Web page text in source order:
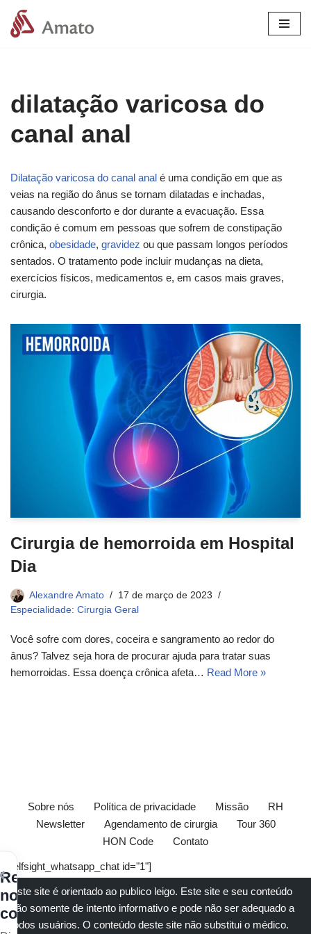
Pular
dilatação varicosa do
canal anal
Dilatação varicosa do canal anal é uma condição em que as
veias na região do ânus se tornam dilatadas e inchadas,
causando desconforto e dor durante a evacuação. Essa
condição é comum em pessoas que sofrem de constipação
crônica, obesidade, gravidez ou que passam longos períodos
sentados. O tratamento pode incluir mudanças na dieta,
exercícios físicos, medicamentos e, em casos mais graves,
cirurgia.
Cirurgia de hemorroida em Hospital
Dia
Alexandre Amato
17 de março de 2023
Especialidade: Cirurgia Geral
Você sofre com dores, coceira e sangramento ao redor do
ânus? Talvez seja hora de procurar ajuda para tratar suas
hemorroidas. Essa doença crônica afeta… Read More »
Sobre nós Política de privacidade Missão
RH
Newsletter
Agendamento de cirurgia
Tour 360
HON Code
Contato
[elfsight_whatsapp_chat id="1"]
Este site é orientado ao publico leigo. Este site e seu conteúdo
são somente de intento informativo e pode não ser adequado a
todos usuários. O conteúdo deste site não substitui o médico.
Receba
nossos
conteúdos